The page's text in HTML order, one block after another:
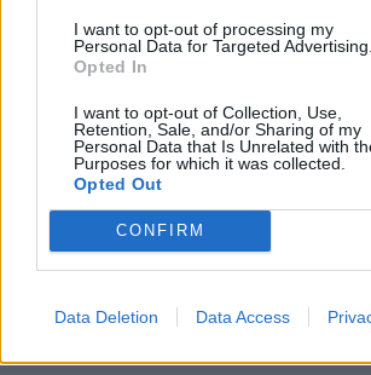
I want to opt-out of processing my
Personal Data for Targeted Advertising.
Opted In
I want to opt-out of Collection, Use,
Retention, Sale, and/or Sharing of my
Personal Data that Is Unrelated with
Purposes for which it was collected.
Opted Out
CONFIRM
Data Deletion Data Access